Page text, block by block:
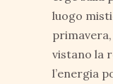
luogo
vistano la
l’energia